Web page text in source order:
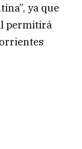
ya que
permitirá